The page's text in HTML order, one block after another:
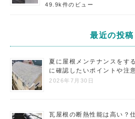
49.9k件のビュー
最近の投稿
夏に屋根メンテナンスをす
に確認したいポイントや注
2026年7月30日
瓦屋根の断熱性能は高い？